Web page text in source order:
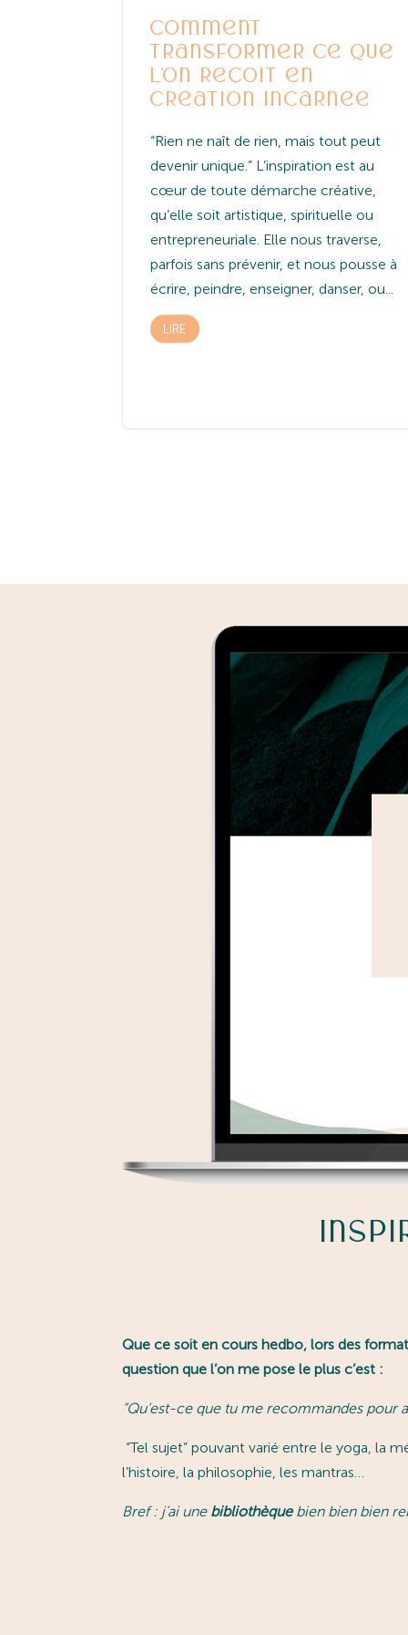
comment
transformer ce que
l’on reçoit en
création incarnée
“Rien ne naît de rien, mais tout peut
devenir unique.” L’inspiration est au
cœur de toute démarche créative,
qu’elle soit artistique, spirituelle ou
entrepreneuriale. Elle nous traverse,
parfois sans prévenir, et nous pousse à
écrire, peindre, enseigner, danser, ou...
LIRE
Que ce soit en cours hedbo, lors des
question que l’on me pose le plus c’est :
“Qu’est-ce que tu me recommandes pour
“Tel sujet” pouvant varié entre le yoga, la
l’histoire, la philosophie, les mantras…
Bref : j’ai une bibliothèquebien bien bien